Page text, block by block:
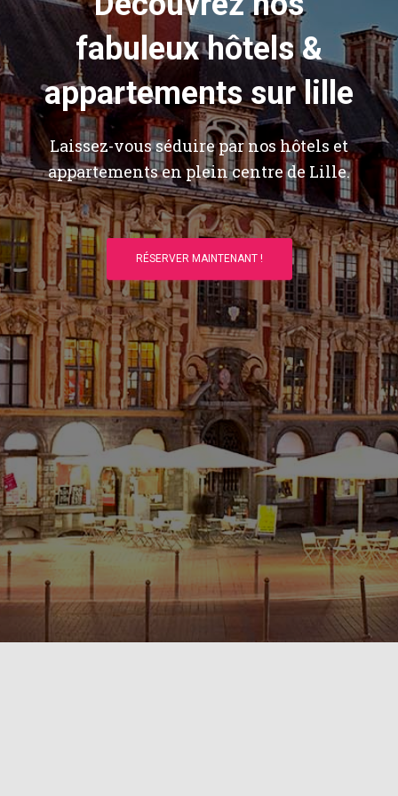
fabuleux hôtels &
appartements sur lille
Laissez-vous séduire par nos hôtels et
appartements en plein centre de Lille.
RÉSERVER MAINTENANT !